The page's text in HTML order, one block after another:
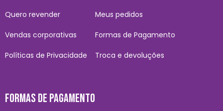
Quero revender
Vendas corporativas
Políticas de Privacidade
Meus pedidos
Formas de Pagamento
Troca e devoluções
FORMAS DE PAGAMENTO